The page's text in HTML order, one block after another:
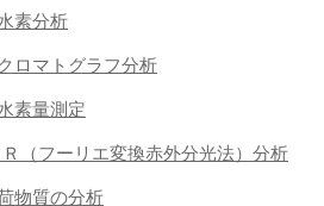
素分析
ロマトグラフ分析
素量測定
（フーリエ変換赤外分光法）分析
物質の分析